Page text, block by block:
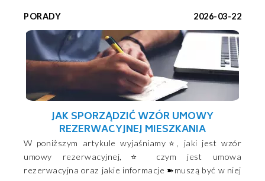
PORADY 2026-03-22
JAK SPORZĄDZIĆ WZÓR UMOWY
REZERWACYJNEJ MIESZKANIA
W poniższym artykule wyjaśniamy⭐, jaki jest wzór
umowy rezerwacyjnej,⭐ czym jest umowa
rezerwacyjna oraz jakie informacje ➽muszą być w niej